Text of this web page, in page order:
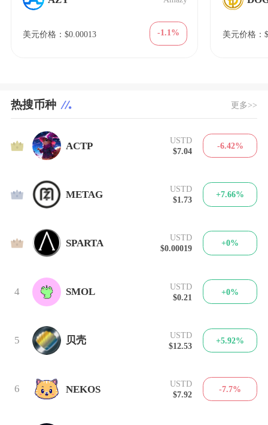
美元价格：$0.00013 -1.1% 美元价格：
热搜币种 更多>>
1 ACTP
USTD
$7.04
-6.42%
2 METAG
USTD
$1.73
+7.66%
3 SPARTA
USTD
$0.00019
+0%
4 SMOL
USTD
$0.21
+0%
5 贝壳
USTD
$12.53
+5.92%
6 NEKOS
USTD
$7.92
-7.7%